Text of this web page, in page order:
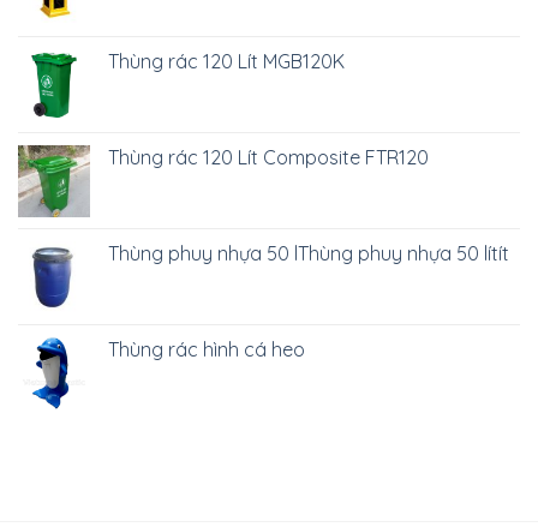
Thùng rác 120 Lít MGB120K
Thùng rác 120 Lít Composite FTR120
Thùng phuy nhựa 50 lThùng phuy nhựa 50 lítít
Thùng rác hình cá heo